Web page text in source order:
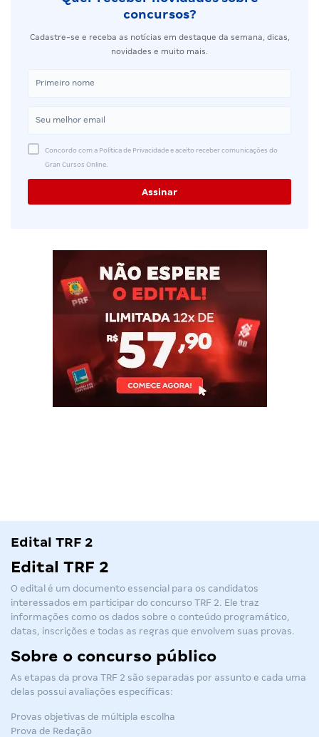
concursos?
Cadastre-se e receba as notícias em destaque da semana, dicas,
novidades e muito mais.
Concordo com a Política de Privacidade e aceito receber comunicações do
Gran Cursos Online.
Edital TRF 2
Edital TRF 2
O edital é um documento essencial para os candidatos
interessados em participar do concurso TRF 2. Ele traz
informações como os dados sobre o conteúdo programático,
datas, inscrições e todas as regras que envolvem suas provas.
Sobre o concurso público
As etapas da prova TRF 2 são separadas por assunto e cada uma
delas possui avaliações específicas:
Provas objetivas de múltipla escolha
Prova de Redação